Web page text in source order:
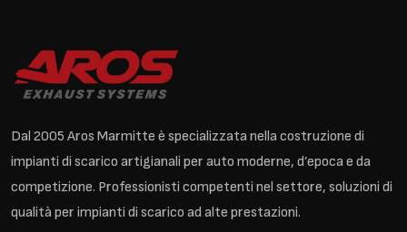
Dal 2005 Aros Marmitte è specializzata nella costruzione di
impianti di scarico artigianali per auto moderne, d’epoca e da
competizione. Professionisti competenti nel settore, soluzioni di
qualità per impianti di scarico ad alte prestazioni.